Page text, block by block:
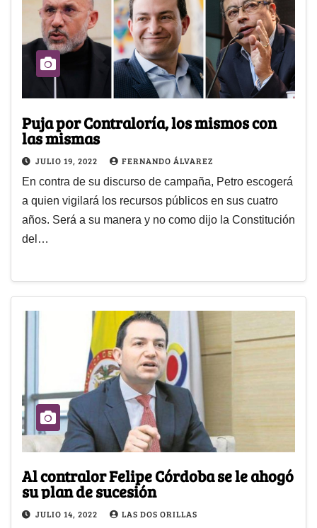
Puja por Contraloría, los mismos con
las mismas
JULIO 19, 2022 FERNANDO ÁLVAREZ
En contra de su discurso de campaña, Petro escogerá
a quien vigilará los recursos públicos en sus cuatro
años. Será a su manera y no como dijo la Constitución
del…
Al contralor Felipe Córdoba se le ahogó
su plan de sucesión
JULIO 14, 2022 LAS DOS ORILLAS